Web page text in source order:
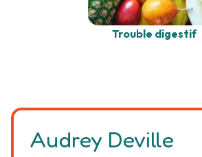
Trouble digestif
Audrey Deville